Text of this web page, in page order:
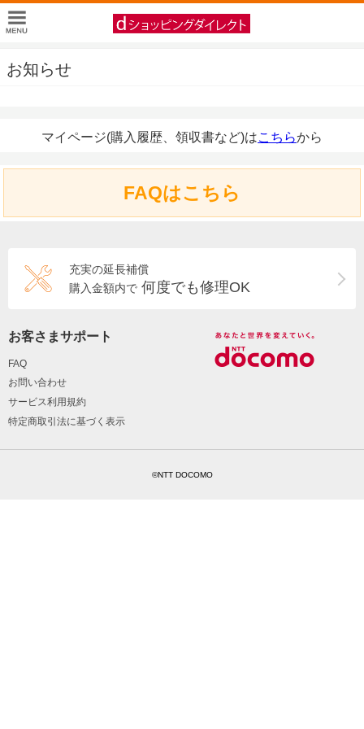
お知らせ
マイページ(購入履歴、領収書など)はこちらから
FAQはこちら
充実の延長補償
購入金額内で 何度でも修理OK
お客さまサポート
FAQ
お問い合わせ
サービス利用規約
特定商取引法に基づく表示
©NTT DOCOMO